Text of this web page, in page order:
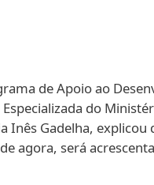
de Apoio ao
do
Inês Gadelha, explicou
agora, será